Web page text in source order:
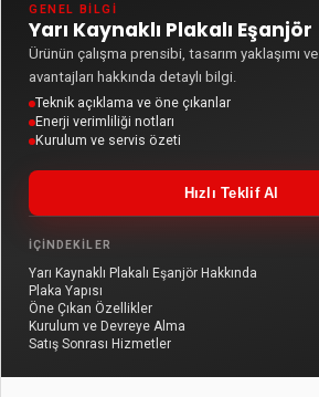
GENEL BILGI
Yarı Kaynaklı Plakalı Eşanjör
Ürünün çalışma prensibi, tasarım yaklaşımı
avantajları hakkında detaylı bilgi.
Teknik açıklama ve öne çıkanlar
Enerji verimliliği notları
Kurulum ve servis özeti
Hızlı Teklif Al
İÇINDEKILER
Yarı Kaynaklı Plakalı Eşanjör Hakkında
Plaka Yapısı
Öne Çıkan Özellikler
Kurulum ve Devreye Alma
Satış Sonrası Hizmetler